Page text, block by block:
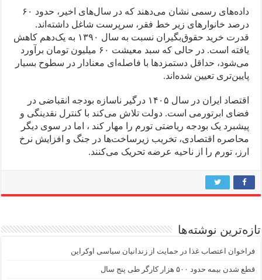
داده‌های رسمی نشان می‌دهند که در سال‌های اخیر، حدود ۶۰
درصد خانوارهای زیر خط فقر، سرپرست شاغل داشته‌اند.
قدرت خرید حقوق‌بگیران نسبت به سال ۱۳۹۰ به یک‌دهم کاهش
یافته است. در حالی که سبد معیشت ۶۰ میلیون تومان برآورد
می‌شود، حداقل دستمزدها با فاصله‌ای معنادار در سطوح بسیار
پایین‌تری تعیین شده‌اند.
اقتصاد ایران در سال ۱۴۰۵ درگیر ناسازه بودجه انقباضی در
فضای ابرتورمی است. دولت تلاش می‌کند با کنترل نقدینگی و
پیشبرد یک بودجه ریاضتی تورم را مهار کند ، اما در سوی دیگر
محاصره اقتصادی، تخریب زیرساخت‌ها در جنگ و افزایش نرخ
ارز، تورم را از ناحیه عرضه تحریک می‌کنند.
تازه‌ترین نوشته‌ها
فراخوان اعتصاب غذا در حمایت از زندانیان سیاسی اوکراین
قطع شدن بیمه حدود ۵۰۰ هزار کارگر طی پنج سال